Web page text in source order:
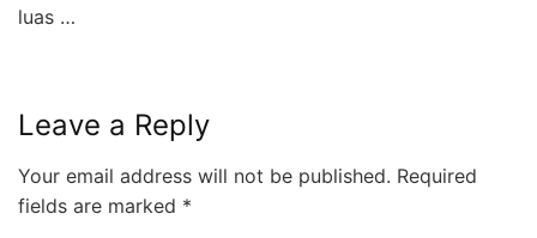
luas …
Leave a Reply
Your email address will not be published. Required
fields are marked *